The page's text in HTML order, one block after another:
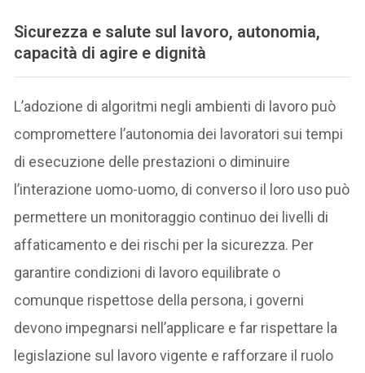
Sicurezza e salute sul lavoro, autonomia,
capacità di agire e dignità
L’adozione di algoritmi negli ambienti di lavoro può
compromettere l’autonomia dei lavoratori sui tempi
di esecuzione delle prestazioni o diminuire
l’interazione uomo-uomo, di converso il loro uso può
permettere un monitoraggio continuo dei livelli di
affaticamento e dei rischi per la sicurezza. Per
garantire condizioni di lavoro equilibrate o
comunque rispettose della persona, i governi
devono impegnarsi nell’applicare e far rispettare la
legislazione sul lavoro vigente e rafforzare il ruolo